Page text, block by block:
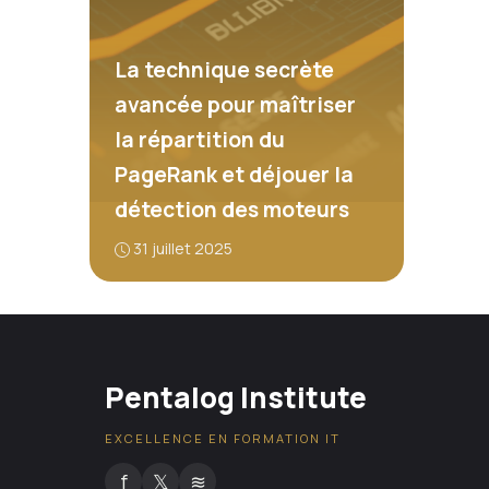
La technique secrète
avancée pour maîtriser
la répartition du
PageRank et déjouer la
détection des moteurs
31 juillet 2025
Pentalog Institute
EXCELLENCE EN FORMATION IT
f 𝕏 ≋